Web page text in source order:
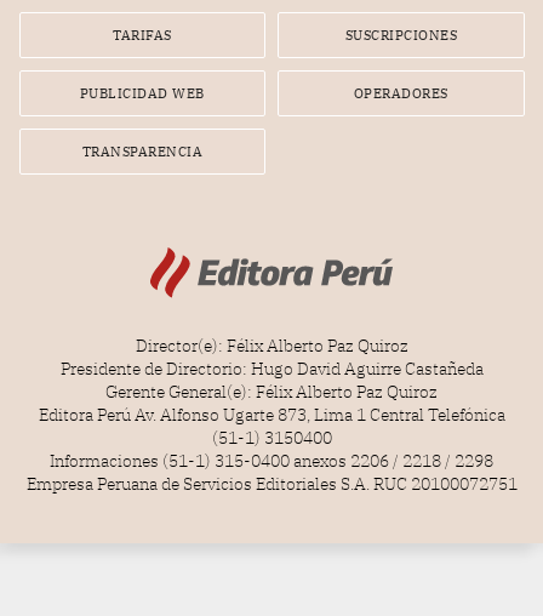
TARIFAS SUSCRIPCIONES
PUBLICIDAD WEB OPERADORES
TRANSPARENCIA
Director(e): Félix Alberto Paz Quiroz
Presidente de Directorio: Hugo David Aguirre Castañeda
Gerente General(e): Félix Alberto Paz Quiroz
Editora Perú Av. Alfonso Ugarte 873, Lima 1 Central Telefónica
(51-1) 3150400
Informaciones (51-1) 315-0400 anexos 2206 / 2218 / 2298
Empresa Peruana de Servicios Editoriales S.A. RUC 20100072751